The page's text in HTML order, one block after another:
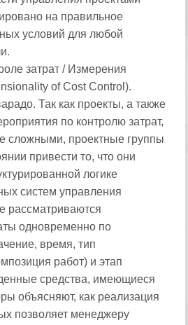
на правильное
условий для любой
затрат / Измерения
of Cost Control).
Так как проекты, а также
по контролю затрат,
сложными, проектные группы
привести то, что они
логике
систем управления
рассматриваются
одновременно по
время, тип
работ) и этап
средства, имеющиеся
объясняют, как реализация
позволяет менеджеру